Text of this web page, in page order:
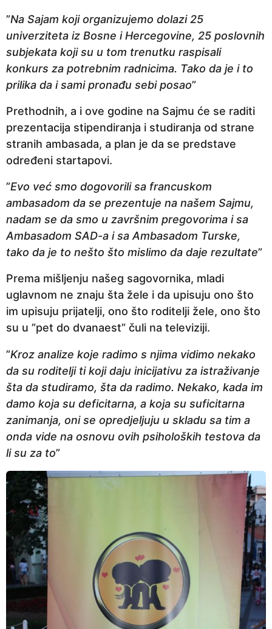
”Na Sajam koji organizujemo dolazi 25
univerziteta iz Bosne i Hercegovine, 25 poslovnih
subjekata koji su u tom trenutku raspisali
konkurs za potrebnim radnicima. Tako da je i to
prilika da i sami pronađu sebi posao”
Prethodnih, a i ove godine na Sajmu će se raditi
prezentacija stipendiranja i studiranja od strane
stranih ambasada, a plan je da se predstave
određeni startapovi.
”Evo već smo dogovorili sa francuskom
ambasadom da se prezentuje na našem Sajmu,
nadam se da smo u završnim pregovorima i sa
Ambasadom SAD-a i sa Ambasadom Turske,
tako da je to nešto što mislimo da daje rezultate”
Prema mišljenju našeg sagovornika, mladi
uglavnom ne znaju šta žele i da upisuju ono što
im upisuju prijatelji, ono što roditelji žele, ono što
su u ”pet do dvanaest” čuli na televiziji.
”Kroz analize koje radimo s njima vidimo nekako
da su roditelji ti koji daju inicijativu za istraživanje
šta da studiramo, šta da radimo. Nekako, kada im
damo koja su deficitarna, a koja su suficitarna
zanimanja, oni se opredjeljuju u skladu sa tim a
onda vide na osnovu ovih psiholoških testova da
li su za to”